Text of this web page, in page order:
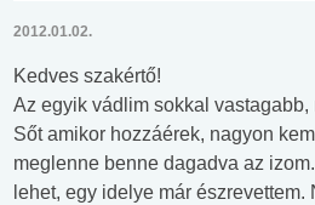
2012.01.02.
Kedves szakértő!
Az egyik vádlim sokkal vastagabb,
Sőt amikor hozzáérek, nagyon
meglenne benne dagadva az
lehet, egy idelye már